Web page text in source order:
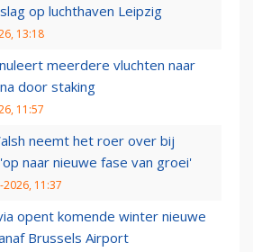
op luchthaven Leipzig
13:18
meerdere vluchten naar
door staking
11:57
neemt het roer over bij
naar nieuwe fase van groei'
2026, 11:37
opent komende winter nieuwe
Brussels Airport